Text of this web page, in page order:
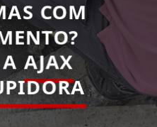
COM
AJAX